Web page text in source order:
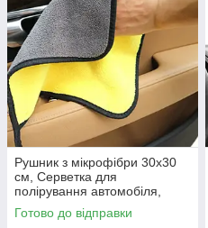
Рушник з мікрофібри 30х30
см, Серветка для
полірування автомобіля,
Двосторонній рушник з
мікрофібри, Двосторонній
Готово до відправки